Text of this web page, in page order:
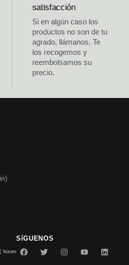
satisfacción
Si en algún caso los
productos no son de tu
agrado, llámanos. Te
los recogemos y
reembolsamos su
precio.
SíGUENOS